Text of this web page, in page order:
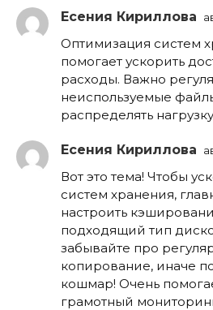
Есения Кириллова
Оптимизация систем
помогает ускорить
расходы. Важно
неиспользуемые
распределять
Есения Кириллова
Вот это тема! Чтобы
систем хранения,
настроить
подходящий тип
забывайте про
копирование, иначе
кошмар! Очень
грамотный